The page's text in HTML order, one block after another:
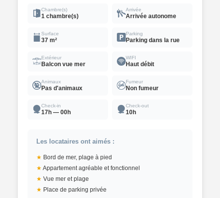
Chambre(s)
1 chambre(s)
Arrivée
Arrivée autonome
Surface
37 m²
Parking
Parking dans la rue
Extérieur
Balcon vue mer
WIFI
Haut débit
Animaux
Pas d'animaux
Fumeur
Non fumeur
Check-in
17h — 00h
Check-out
10h
Les locataires ont aimés :
★ Bord de mer, plage à pied
★ Appartement agréable et fonctionnel
★ Vue mer et plage
★ Place de parking privée